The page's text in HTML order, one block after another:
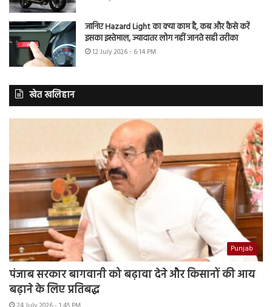
जानिए Hazard Light का क्या काम है, कब और कैसे करें
इसका इस्तेमाल, ज्यादातर लोग नहीं जानते सही तरीका
12 July 2026 - 6:14 PM
खेत खलिहान
Punjab
पंजाब सरकार बागवानी को बढ़ावा देने और किसानों की आय
बढ़ाने के लिए प्रतिबद्ध